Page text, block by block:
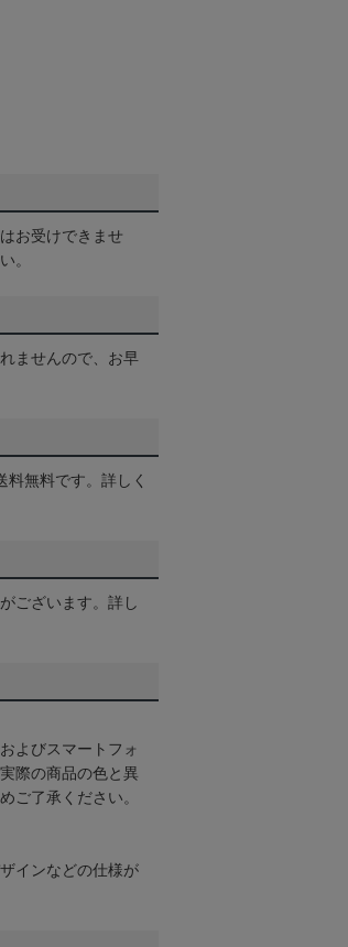
お受けできませ
。
ませんので、お早
無料です。詳しく
ございます。詳し
よびスマートフォ
際の商品の色と異
ご了承ください。
インなどの仕様が